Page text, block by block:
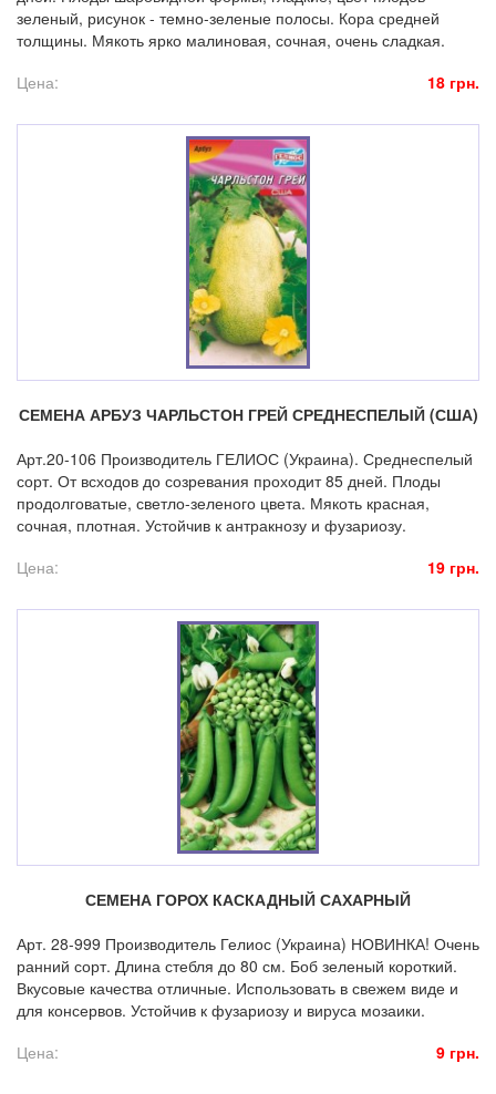
зеленый, рисунок - темно-зеленые полосы. Кора средней
толщины. Мякоть ярко малиновая, сочная, очень сладкая.
Цена:
18 грн.
СЕМЕНА АРБУЗ ЧАРЛЬСТОН ГРЕЙ СРЕДНЕСПЕЛЫЙ (США)
Арт.20-106 Производитель ГЕЛИОС (Украина). Среднеспелый
сорт. От всходов до созревания проходит 85 дней. Плоды
продолговатые, светло-зеленого цвета. Мякоть красная,
сочная, плотная. Устойчив к антракнозу и фузариозу.
Цена:
19 грн.
СЕМЕНА ГОРОХ КАСКАДНЫЙ САХАРНЫЙ
Арт. 28-999 Производитель Гелиос (Украина) НОВИНКА! Очень
ранний сорт. Длина стебля до 80 см. Боб зеленый короткий.
Вкусовые качества отличные. Использовать в свежем виде и
для консервов. Устойчив к фузариозу и вируса мозаики.
Цена:
9 грн.